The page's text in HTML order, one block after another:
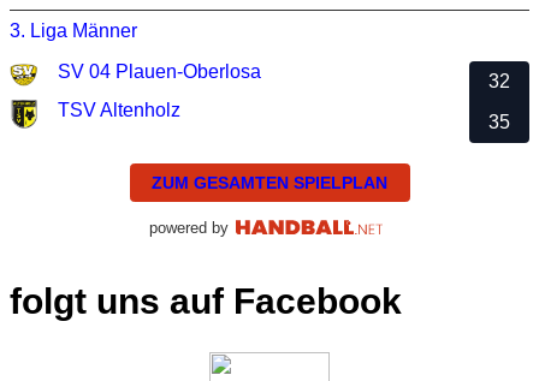
3. Liga Männer
SV 04 Plauen-Oberlosa
TSV Altenholz
32
35
ZUM GESAMTEN SPIELPLAN
powered by
folgt uns auf Facebook